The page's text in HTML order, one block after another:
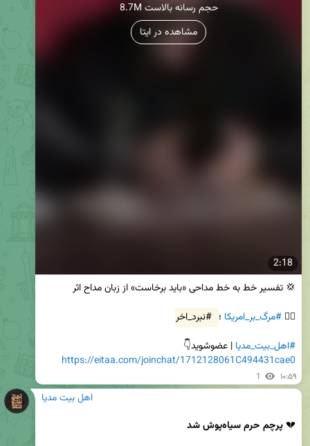
2:18
8.7M حجم رسانه بالاست
مشاهده در ایتا
✊🏻 #مرگ_بر_امریکا ؛ #نبرد_اخر
#اهل_بیت_مدیا | عضوشوید👇
https://eitaa.com/joinchat/1712128061C494431cae0
1 ۱۰:۵۹
اهل بیت مدیا
💔 پرچم حرم سیاه‌پوش شد